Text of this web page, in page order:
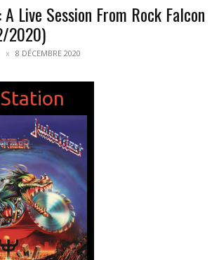
A Live Session From Rock Falcon
2020)
8 DÉCEMBRE 2020